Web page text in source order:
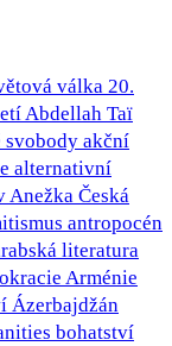
válka 20.
Abdellah Taï
svobody akční
alternativní
Anežka Česká
antropocén
literatura
Arménie
Ázerbajdžán
bohatství